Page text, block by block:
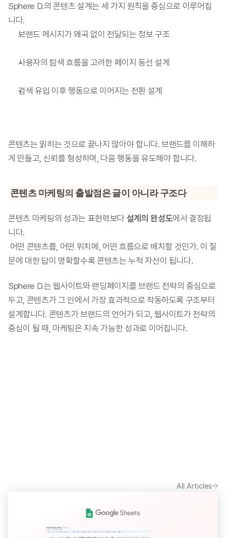
Sphere D.의 콘텐츠 설계는 세 가지 원칙을 중심으로 이루어집
니다.
브랜드 메시지가 왜곡 없이 전달되는 정보 구조
사용자의 탐색 흐름을 고려한 페이지 동선 설계
검색 유입 이후 행동으로 이어지는 전환 설계
콘텐츠는 읽히는 것으로 끝나지 않아야 합니다. 브랜드를 이해하
게 만들고, 신뢰를 형성하며, 다음 행동을 유도해야 합니다.
콘텐츠 마케팅의 출발점은 글이 아니라 구조다
콘텐츠 마케팅의 성과는 표현력보다 설계의 완성도에서 결정됩
니다.
문에 대한 답이 명확할수록 콘텐츠는 누적 자산이 됩니다.
Sphere D.는 웹사이트와 랜딩페이지를 브랜드 전략의 중심으로
두고, 콘텐츠가 그 안에서 가장 효과적으로 작동하도록 구조부터
설계합니다. 콘텐츠가 브랜드의 언어가 되고, 웹사이트가 전략의
중심이 될 때, 마케팅은 지속 가능한 성과로 이어집니다.
All Articles